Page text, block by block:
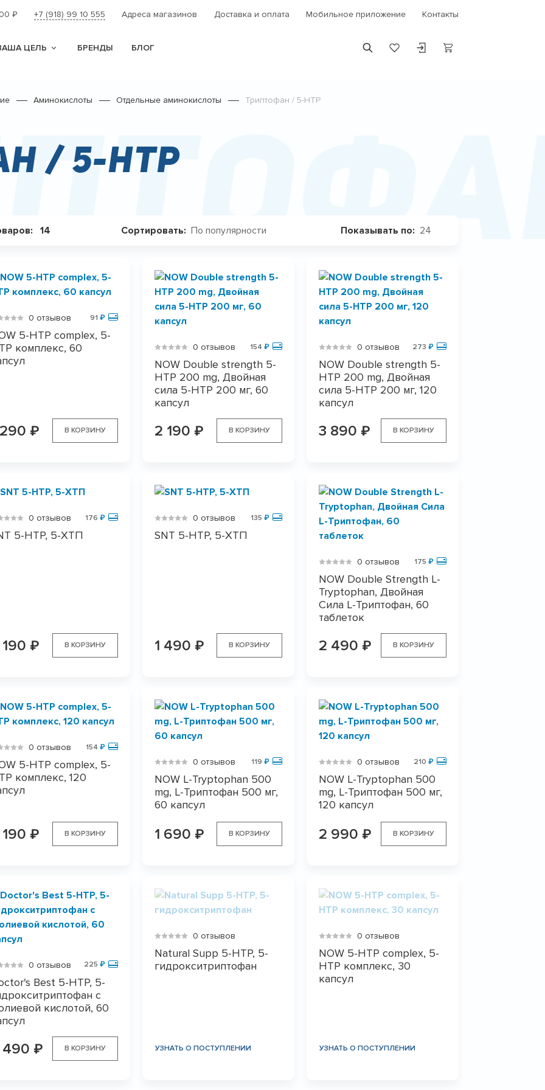
₽ +7 (918) 99 10 555 Адреса магазинов Доставка и оплата Мобильное приложение Контакты
ЦЕЛЬ БРЕНДЫ БЛОГ
Аминокислоты Отдельные аминокислоты Триптофан / 5-HTP
/ 5-HTP
14 Сортировать: По популярности Показывать по: 24
0 отзывов 91 ₽
5-HTP complex, 5-
комплекс, 60
₽ В КОРЗИНУ
0 отзывов 154 ₽
NOW Double strength 5-
HTP 200 mg, Двойная
сила 5-HTP 200 мг, 60
капсул
2 190 ₽ В КОРЗИНУ
0 отзывов 273 ₽
NOW Double strength 5-
HTP 200 mg, Двойная
сила 5-HTP 200 мг, 120
капсул
3 890 ₽ В КОРЗИНУ
0 отзывов 176 ₽
5-HTP, 5-ХТП
₽ В КОРЗИНУ
0 отзывов 135 ₽
SNT 5-HTP, 5-ХТП
1 490 ₽ В КОРЗИНУ
0 отзывов 175 ₽
NOW Double Strength L-
Tryptophan, Двойная
Сила L-Триптофан, 60
таблеток
2 490 ₽ В КОРЗИНУ
0 отзывов 154 ₽
5-HTP complex, 5-
комплекс, 120
₽ В КОРЗИНУ
0 отзывов 119 ₽
NOW L-Tryptophan 500
mg, L-Триптофан 500 мг,
60 капсул
1 690 ₽ В КОРЗИНУ
0 отзывов 210 ₽
NOW L-Tryptophan 500
mg, L-Триптофан 500 мг,
120 капсул
2 990 ₽ В КОРЗИНУ
0 отзывов 225 ₽
Best 5-HTP, 5-
с
кислотой, 60
490 ₽ В КОРЗИНУ
0 отзывов
Natural Supp 5-HTP, 5-
гидрокситриптофан
УЗНАТЬ О ПОСТУПЛЕНИИ
0 отзывов
NOW 5-HTP complex, 5-
HTP комплекс, 30
капсул
УЗНАТЬ О ПОСТУПЛЕНИИ